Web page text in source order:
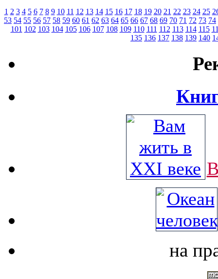
1 2 3 4 5 6 7 8 9 10 11 12 13 14 15 16 17 18 19 20 21 22 23 24 25
53 54 55 56 57 58 59 60 61 62 63 64 65 66 67 68 69 70 71 72 73 74
101 102 103 104 105 106 107 108 109 110 111 112 113 114 115
135 136 137 138 139 140
на